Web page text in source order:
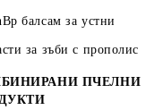
балсам за устни
за зъби с прополис
ПЧЕЛНИ